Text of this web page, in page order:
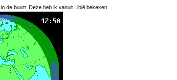
de buurt. Deze heb ik vanuit Libië bekeken.